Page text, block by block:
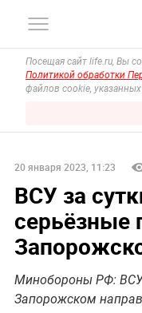
Посещая сайт life.ru, Вы
Политикой обработки
файлов cookie,
20 января 2023, 11:23
ВСУ за
серьёзные
Минобороны РФ: ВСУ
Запорожском